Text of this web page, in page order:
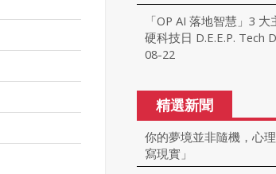
「OP AI 落地智慧」3
硬科技日 D.E.E.P. Tech
08-22
精選新聞
你的夢境並非隨機，心
寫現實」